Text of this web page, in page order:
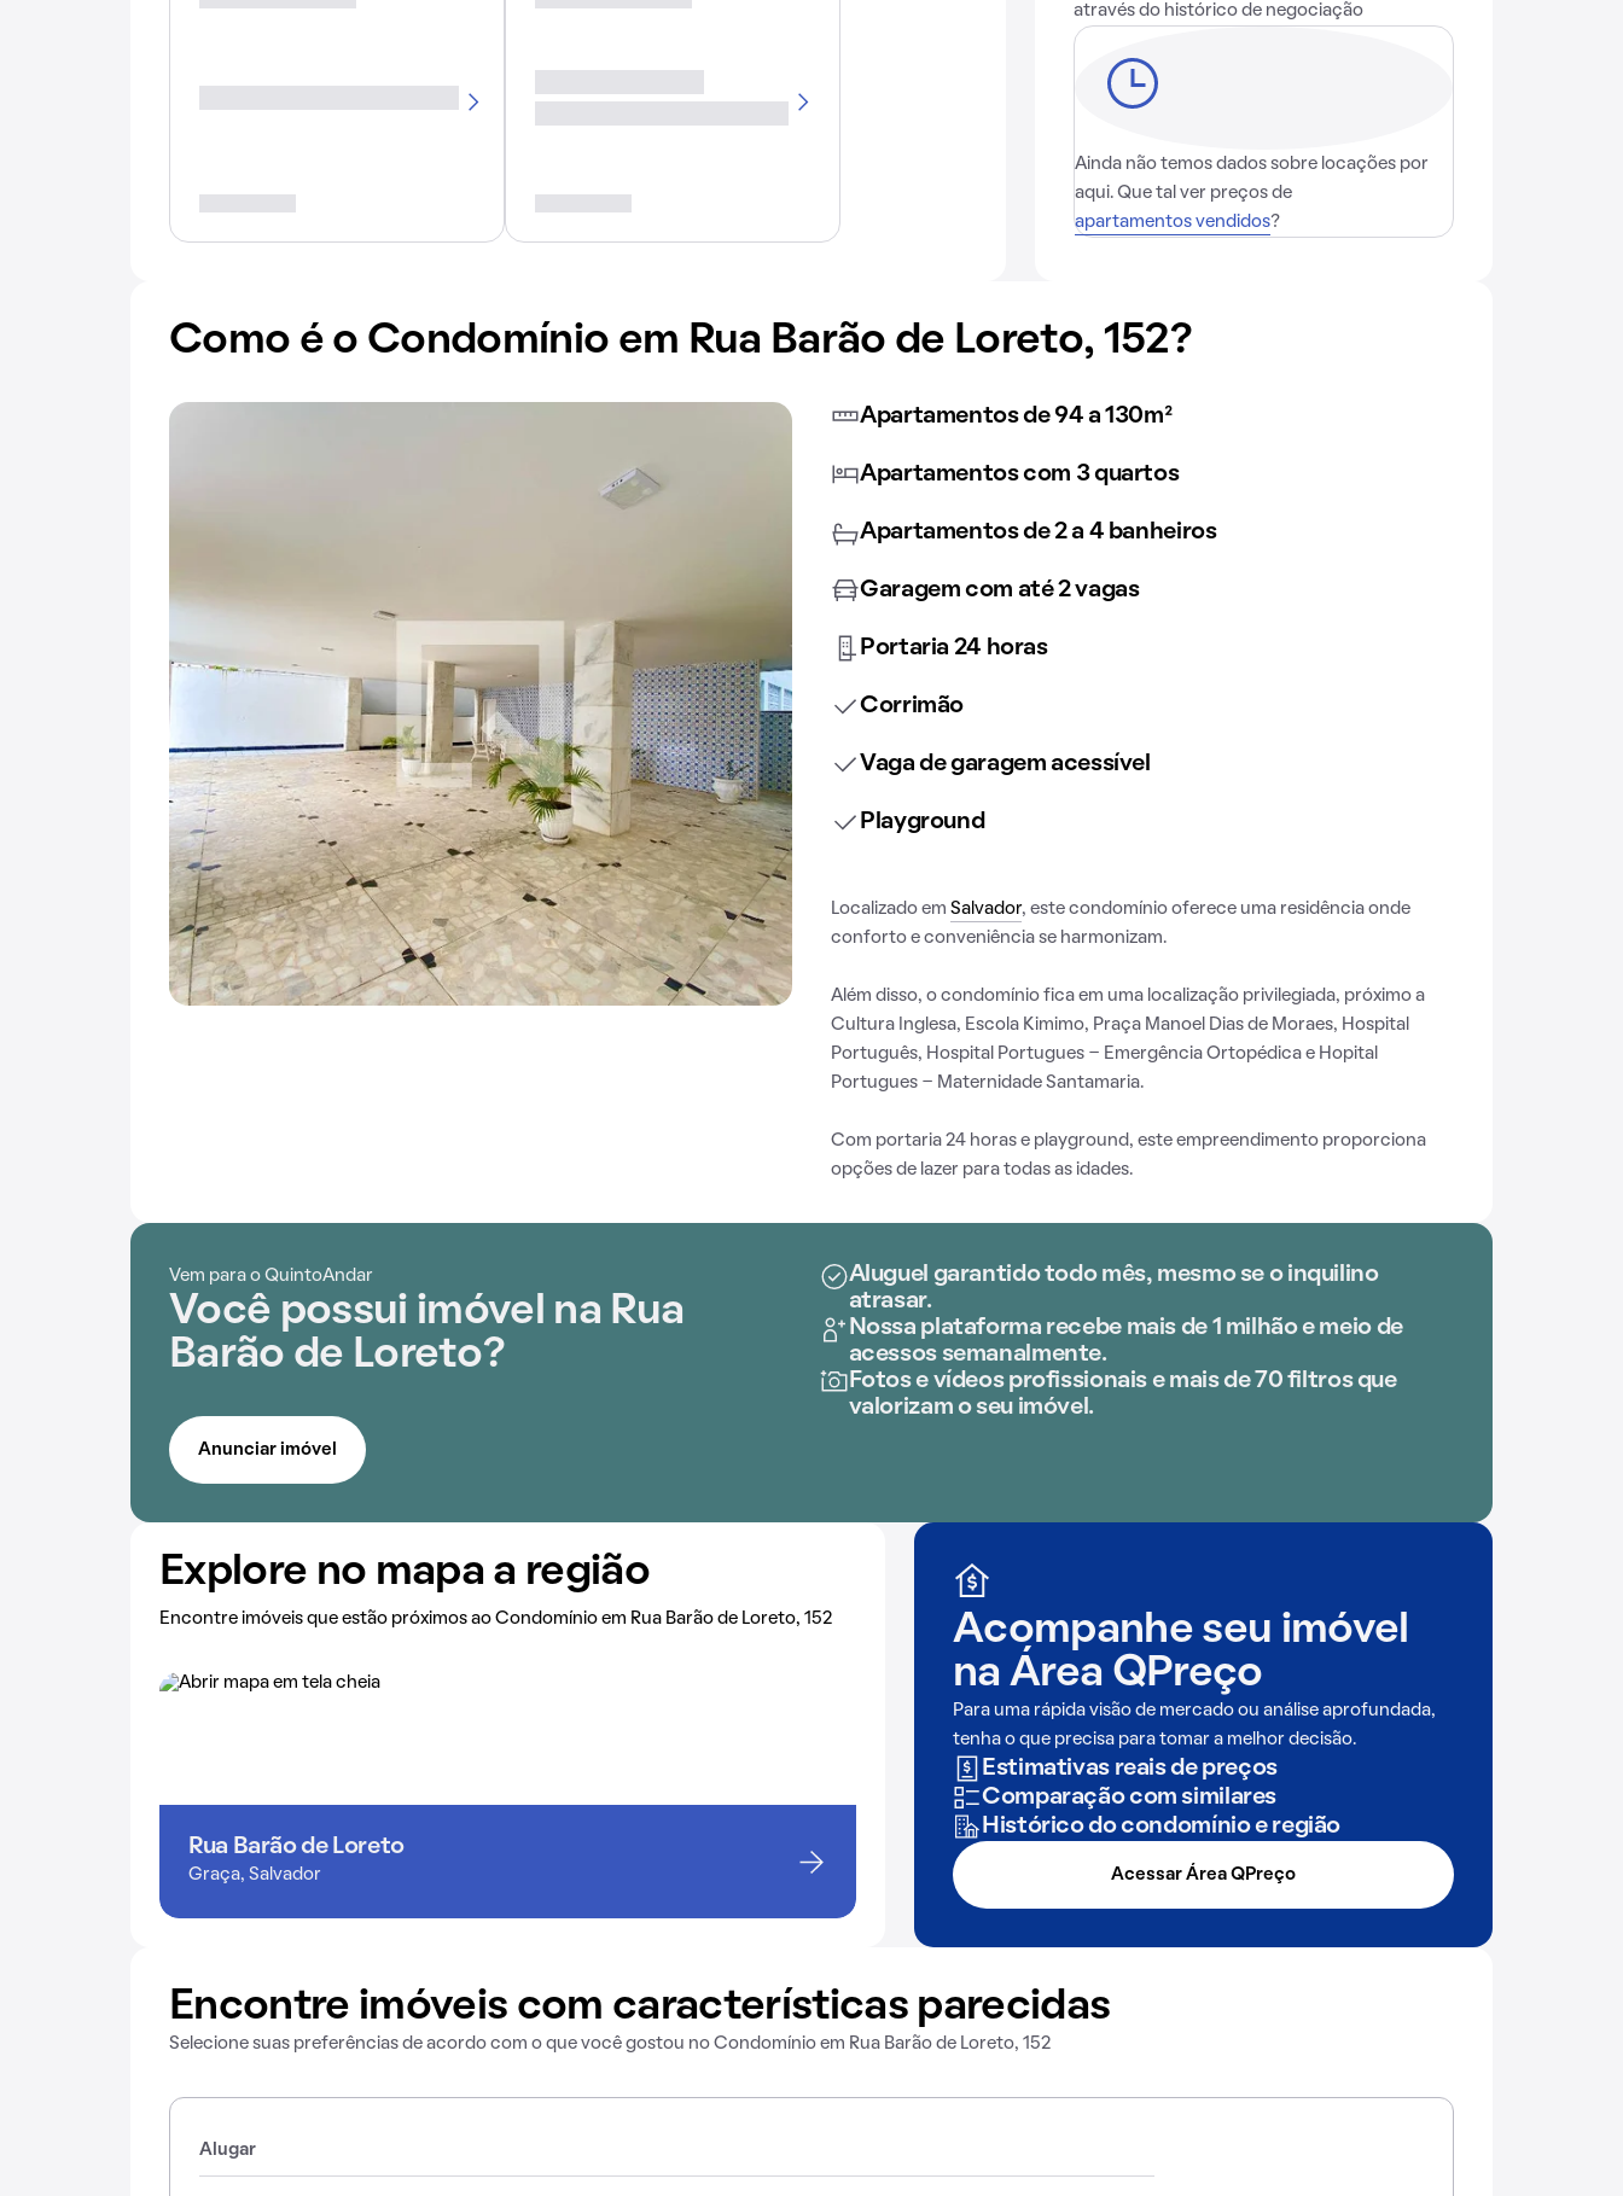
através do histórico de negociação
Ainda não temos dados sobre locações por
aqui. Que tal ver preços de
apartamentos vendidos?
Como é o Condomínio em Rua Barão de Loreto, 152?
Apartamentos de 94 a 130m²
Apartamentos com 3 quartos
Apartamentos de 2 a 4 banheiros
Garagem com até 2 vagas
Portaria 24 horas
Corrimão
Vaga de garagem acessível
Playground
Localizado em Salvador, este condomínio oferece uma residência onde
conforto e conveniência se harmonizam.
Além disso, o condomínio fica em uma localização privilegiada, próximo a
Cultura Inglesa, Escola Kimimo, Praça Manoel Dias de Moraes, Hospital
Português, Hospital Portugues - Emergência Ortopédica e Hopital
Portugues - Maternidade Santamaria.
Com portaria 24 horas e playground, este empreendimento proporciona
opções de lazer para todas as idades.
Vem para o QuintoAndar
Você possui imóvel na Rua
Barão de Loreto?
Aluguel garantido todo mês, mesmo se o inquilino
atrasar.
Nossa plataforma recebe mais de 1 milhão e meio de
acessos semanalmente.
Fotos e vídeos profissionais e mais de 70 filtros que
valorizam o seu imóvel.
Anunciar imóvel
Explore no mapa a região
Encontre imóveis que estão próximos ao Condomínio em Rua Barão de Loreto, 152
Rua Barão de Loreto
Graça, Salvador
Acompanhe seu imóvel
naÁrea QPreço
Para uma rápida visão de mercado ou análise aprofundada,
tenha o que precisa para tomar a melhor decisão.
Estimativas reais de preços
Comparação com similares
Histórico do condomínio e região
Acessar Área QPreço
Encontre imóveis com características parecidas
Selecione suas preferências de acordo com o que você gostou no Condomínio em Rua Barão de Loreto, 152
Alugar